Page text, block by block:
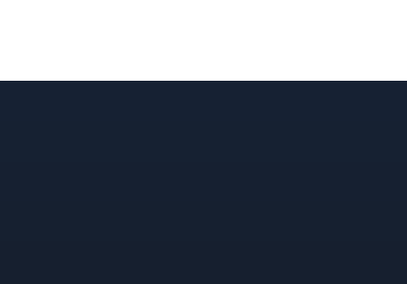
Writing Stiri recente Stiri de actualitate Cele mai noi stiri